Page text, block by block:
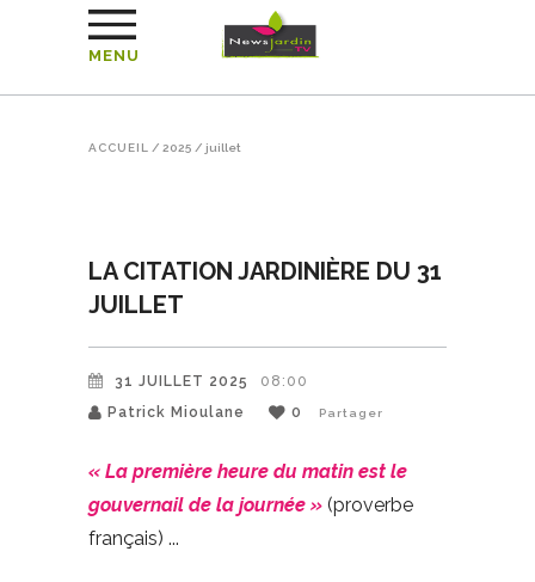
MENU
ACCUEIL / 2025 / juillet
LA CITATION JARDINIÈRE DU 31
JUILLET
31 JUILLET 2025
08:00
Patrick Mioulane
0 Partager
« La première heure du matin est le
gouvernail de la journée » (proverbe
français)